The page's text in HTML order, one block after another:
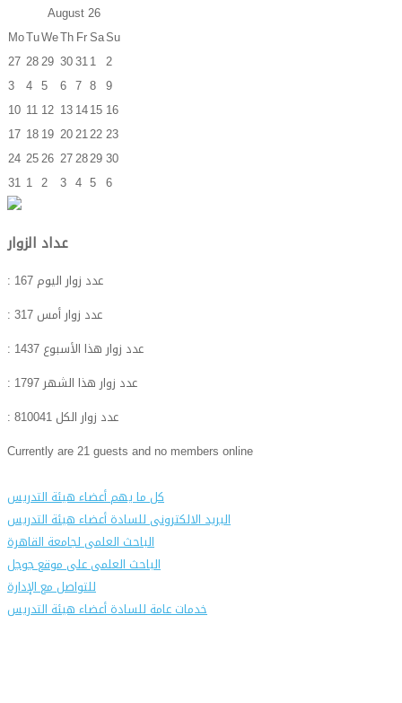
August26
MoTuWeThFrSaSu
27 2829 30311 2
3 4 5 6 7 8 9
10 11 12 131415 16
17 1819 20212223
24 2526 27282930
31 1 2 3 4 5 6
عداد الزوار
: عدد زوار اليوم167
: عدد زوار أمس 317
: عدد زوار هذا الأسبوع 1437
: عدد زوار هذا الشهر1797
: عدد زوار الكل 810041
Currently are 21 guests and no members online
كل ما يهم أعضاء هيئة التدريس
البريد الالكترونى للسادة أعضاء هيئة التدريس
الباحث العلمى لجامعة القاهرة
الباحث العلمى على موقع جوجل
للتواصل مع الإدارة
خدمات عامة للسادة أعضاء هيئة التدريس